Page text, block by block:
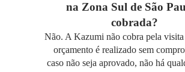
na Zona Sul de São
cobrada?
Não. A Kazumi não cobra pela
orçamento é realizado sem
caso não seja aprovado, não há